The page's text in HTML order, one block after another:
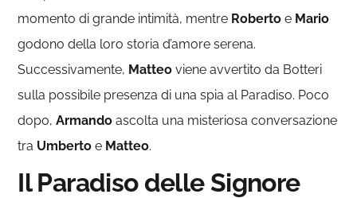
momento di grande intimità, mentre Roberto e Mario
godono della loro storia d’amore serena.
Successivamente, Matteo viene avvertito da Botteri
sulla possibile presenza di una spia al Paradiso. Poco
dopo,Armando ascolta una misteriosa conversazione
tra Umberto e Matteo.
Il Paradiso delle Signore